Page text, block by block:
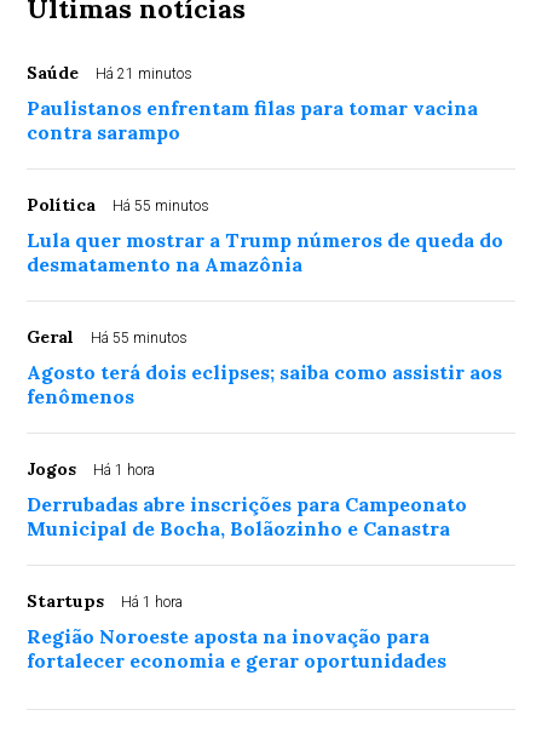
Últimas notícias
Saúde Há 21 minutos
Paulistanos enfrentam filas para tomar vacina
contra sarampo
Política Há 55 minutos
Lula quer mostrar a Trump números de queda do
desmatamento na Amazônia
Geral Há 55 minutos
Agosto terá dois eclipses; saiba como assistir aos
fenômenos
Jogos Há 1 hora
Derrubadas abre inscrições para Campeonato
Municipal de Bocha, Bolãozinho e Canastra
Startups Há 1 hora
Região Noroeste aposta na inovação para
fortalecer economia e gerar oportunidades